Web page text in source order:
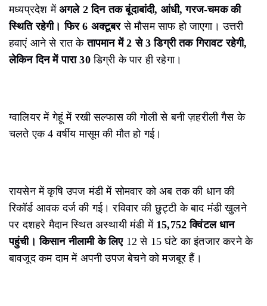
मध्यप्रदेश में अगले 2 दिन तक बूंदाबांदी, आंधी, गरज-चमक की
स्थिति रहेगी। फिर 6 अक्टूबरसे मौसम साफ हो जाएगा। उत्तरी
हवाएं आने से रात केतापमान में 2 से 3 डिग्री तक गिरावट रहेगी,
लेकिन दिन में पारा 30डिग्री के पार ही रहेगा।
ग्वालियर में गेहूं में रखी सल्फास की गोली से बनी ज़हरीली गैस के
चलते एक 4 वर्षीय मासूम की मौत हो गई।
रायसेन में कृषि उपज मंडी में सोमवार को अब तक की धान की
रिकॉर्ड आवक दर्ज की गई। रविवार की छुट्टी के बाद मंडी खुलने
पर दशहरे मैदान स्थित अस्थायी मंडी में 15,752 क्विंटल धान
पहुंची। किसान नीलामी के लिए 12 से 15 घंटे का इंतजार करने के
बावजूद कम दाम में अपनी उपज बेचने को मजबूर हैं।